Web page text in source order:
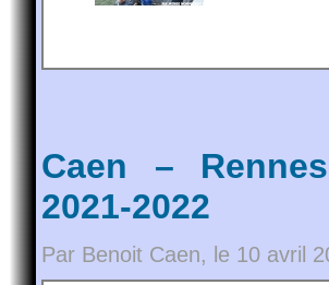
Caen –
2021-2022
Par Benoit Caen, le 10 avril